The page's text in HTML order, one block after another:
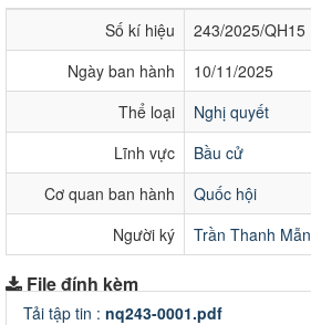
Số kí hiệu
243/2025/QH15
Ngày ban hành
10/11/2025
Thể loại
Nghị quyết
Lĩnh vực
Bầu cử
Cơ quan ban hành
Quốc hội
Người ký
Trần Thanh Mẫn
File đính kèm
Tải tập tin : nq243-0001.pdf